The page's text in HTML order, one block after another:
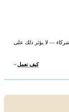
— لا يؤثر ذلك على
كيف نعمل